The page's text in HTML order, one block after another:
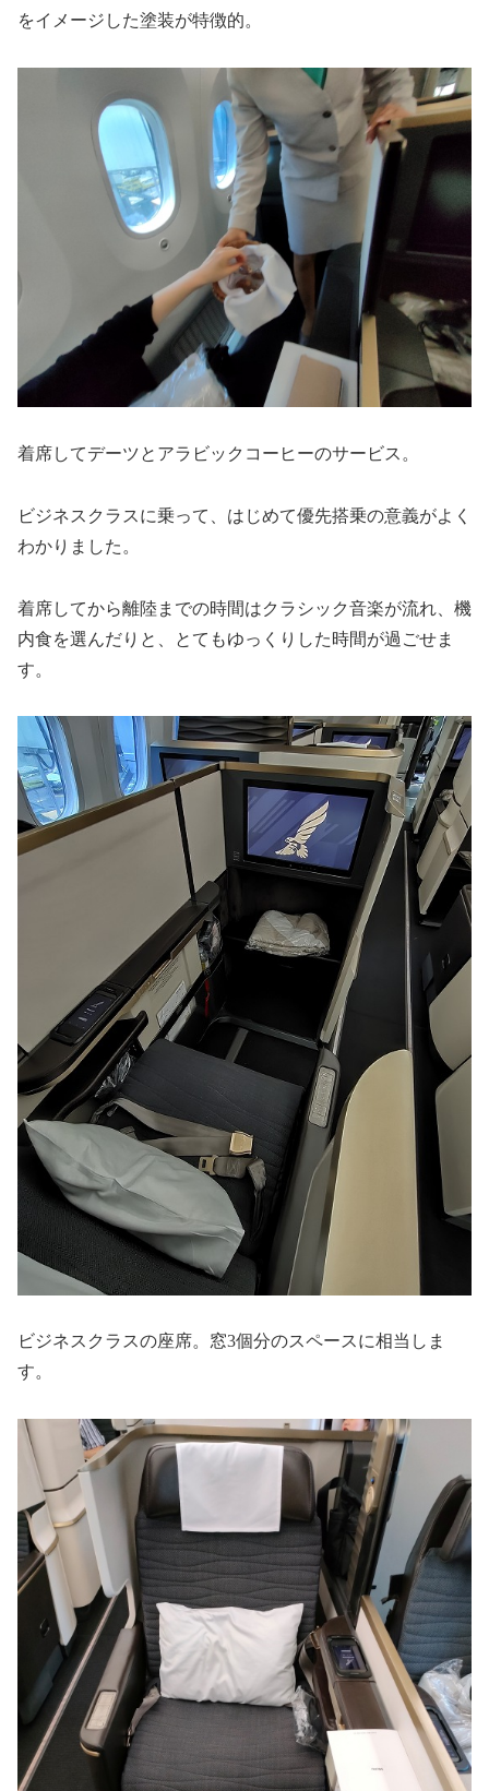
をイメージした塗装が特徴的。
着席してデーツとアラビックコーヒーのサービス。
ビジネスクラスに乗って、はじめて優先搭乗の意義がよく
わかりました。
着席してから離陸までの時間はクラシック音楽が流れ、機
内食を選んだりと、とてもゆっくりした時間が過ごせま
す。
ビジネスクラスの座席。窓3個分のスペースに相当しま
す。